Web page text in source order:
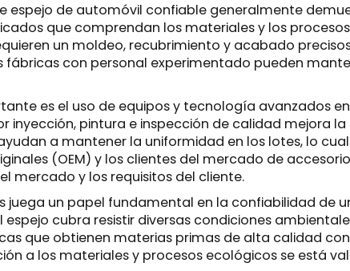
espejo de automóvil confiable generalmente
que comprendan los materiales y los
un moldeo, recubrimiento y acabado
fábricas con personal experimentado pueden
es el uso de equipos y tecnología avanzados
pintura e inspección de calidad mejora
a mantener la uniformidad en los lotes, lo
(OEM) y los clientes del mercado de
mercado y los requisitos del cliente.
juega un papel fundamental en la confiabilidad de
cubra resistir diversas condiciones
que obtienen materias primas de alta calidad
a los materiales y procesos ecológicos se está